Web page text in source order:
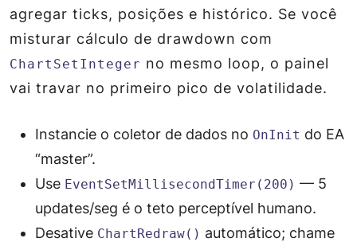
agregar ticks, posições e histórico. Se você
misturar cálculo de drawdown com
ChartSetInteger no mesmo loop, o painel
vai travar no primeiro pico de volatilidade.
Instancie o coletor de dados no OnInit do EA
“master”.
Use EventSetMillisecondTimer(200) — 5
updates/seg é o teto perceptível humano.
Desative ChartRedraw() automático; chame